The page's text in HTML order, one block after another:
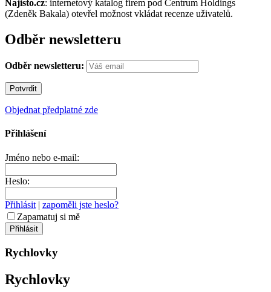
Najisto.cz: internetový katalog firem pod Centrum Holdings
(Zdeněk Bakala) otevřel možnost vkládat recenze uživatelů.
Odběr newsletteru
Odběr newsletteru:
Objednat předplatné zde
Přihlášení
Jméno nebo e-mail:
Heslo:
Přihlásit | zapoměli jste heslo?
Zapamatuj si mě
Rychlovky
Rychlovky